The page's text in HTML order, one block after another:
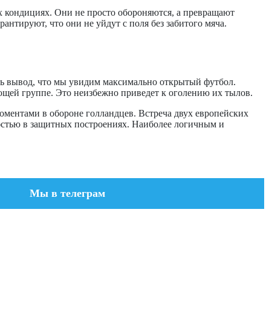
кондициях. Они не просто обороняются, а превращают
что они не уйдут с поля без забитого мяча.
вывод, что мы увидим максимально открытый футбол.
группе. Это неизбежно приведет к оголению их тылов.
в обороне голландцев. Встреча двух европейских
в защитных построениях. Наиболее логичным и
Мы в телеграм